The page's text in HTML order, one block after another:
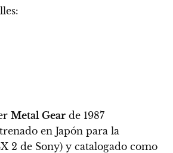
Metal Gear de 1987
en Japón para la
2 de Sony) y catalogado como